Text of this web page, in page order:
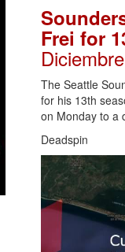
Frei for
The Seattle
for his 13th
on Monday to a
Deadspin